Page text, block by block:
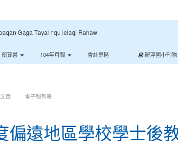
Gaga Tayal nqu lelaqi Rahaw
預算書 104年月報 會計專區 羅浮國小刊物
章 電子報列表
偏遠地區學校學士後